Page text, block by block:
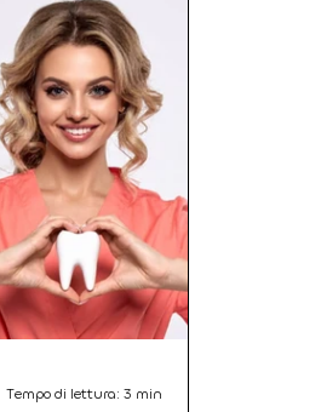
Tempo di lettura: 3 min